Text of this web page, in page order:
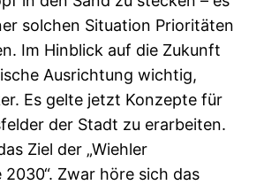
solchen Situation Prioritäten
Im Hinblick auf die Zukunft
Ausrichtung wichtig,
Es gelte jetzt Konzepte für
der Stadt zu erarbeiten.
Ziel der „Wiehler
Zwar höre sich das